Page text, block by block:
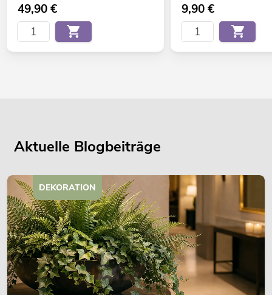
49,90€ 9,90€
Aktuelle Blogbeiträge
DEKORATION